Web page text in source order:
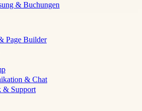
& Buchungen
Page Builder
& Chat
& Support